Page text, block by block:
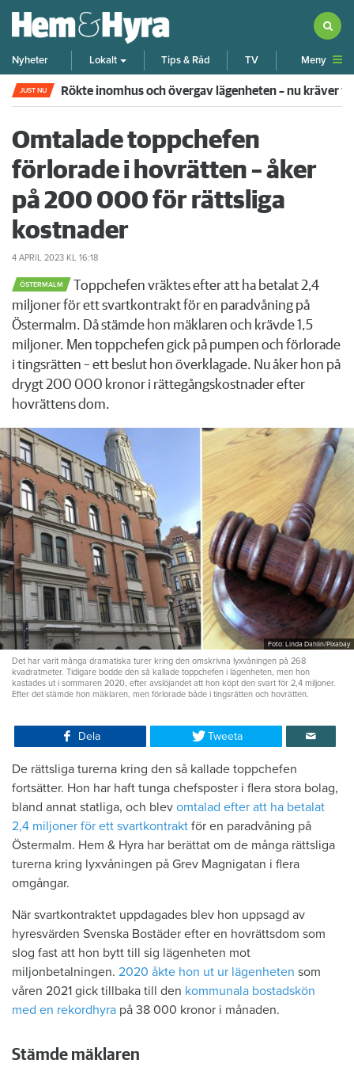
Nyheter Lokalt Tips & Råd TV Meny
JUST NU Rökte inomhus och övergav lägenheten – nu kräver
Omtalade toppchefen
förlorade i hovrätten – åker
på 200 000 för rättsliga
kostnader
4 APRIL 2023 KL 16:18
ÖSTERMALM
Toppchefen vräktes efter att ha betalat 2,4
miljoner för ett svartkontrakt för en paradvåning på
Östermalm. Då stämde hon mäklaren och krävde 1,5
miljoner. Men toppchefen gick på pumpen och förlorade
i tingsrätten – ett beslut hon överklagade. Nu åker hon på
drygt 200 000 kronor i rättegångskostnader efter
hovrättens dom.
Foto: Linda Dahlin/Pixabay
Det har varit många dramatiska turer kring den omskrivna lyxvåningen på 268
kvadratmeter. Tidigare bodde den så kallade toppchefen i lägenheten, men hon
kastades ut i sommaren 2020, efter avslöjandet att hon köpt den svart för 2,4 miljoner.
Efter det stämde hon mäklaren, men förlorade både i tingsrätten och hovrätten.
Dela Tweeta
De rättsliga turerna kring den så kallade toppchefen
fortsätter. Hon har haft tunga chefsposter i flera stora bolag,
bland annat statliga, och blev omtalad efter att ha betalat
2,4 miljoner för ett svartkontrakt för en paradvåning på
Östermalm. Hem & Hyra har berättat om de många rättsliga
turerna kring lyxvåningen på Grev Magnigatan i flera
omgångar.
När svartkontraktet uppdagades blev hon uppsagd av
hyresvärden Svenska Bostäder efter en hovrättsdom som
slog fast att hon bytt till sig lägenheten mot
miljonbetalningen. 2020 åkte hon ut ur lägenheten som
våren 2021 gick tillbaka till den kommunala bostadskön
med en rekordhyra på 38 000 kronor i månaden.
Stämde mäklaren